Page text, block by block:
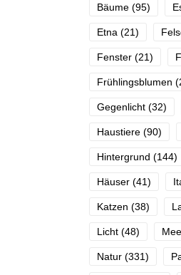
Bäume (95)
Etna (21)
Fenster (21)
Frühlingsblumen
Gegenlicht (32)
Haustiere (90)
Hintergrund (144)
Häuser (41)
Katzen (38)
Licht (48)
Natur (331)